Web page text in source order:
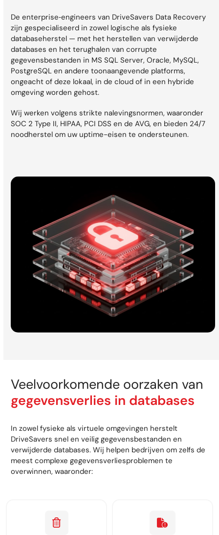
De enterprise‑engineers van DriveSavers Data Recovery
zijn gespecialiseerd in zowel logische als fysieke
databaseherstel — met het herstellen van verwijderde
databases en het terughalen van corrupte
gegevensbestanden in MS SQL Server, Oracle, MySQL,
PostgreSQL en andere toonaangevende platforms,
ongeacht of deze lokaal, in de cloud of in een hybride
omgeving worden gehost.
Wij werken volgens strikte nalevingsnormen, waaronder
SOC 2 Type II, HIPAA, PCI DSS en de AVG, en bieden 24/7
noodherstel om uw uptime-eisen te ondersteunen.
Veelvoorkomende oorzaken van
gegevensverlies in databases
In zowel fysieke als virtuele omgevingen herstelt
DriveSavers snel en veilig gegevensbestanden en
verwijderde databases. Wij helpen bedrijven om zelfs de
meest complexe gegevensverliesproblemen te
overwinnen, waaronder: